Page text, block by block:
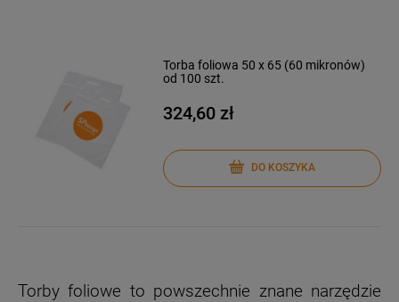
Torba foliowa 50 x 65 (60 mikronów)
od 100 szt.
324,60 zł
DO KOSZYKA
Torby foliowe to powszechnie znane narzędzie